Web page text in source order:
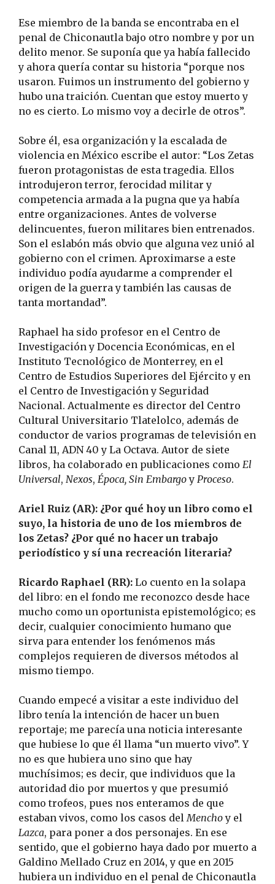
Ese miembro de la banda se encontraba en el
penal de Chiconautla bajo otro nombre y por un
delito menor. Se suponía que ya había fallecido
y ahora quería contar su historia “porque nos
usaron. Fuimos un instrumento del gobierno y
hubo una traición. Cuentan que estoy muerto y
no es cierto. Lo mismo voy a decirle de otros”.
Sobre él, esa organización y la escalada de
violencia en México escribe el autor: “Los Zetas
fueron protagonistas de esta tragedia. Ellos
introdujeron terror, ferocidad militar y
competencia armada a la pugna que ya había
entre organizaciones. Antes de volverse
delincuentes, fueron militares bien entrenados.
Son el eslabón más obvio que alguna vez unió al
gobierno con el crimen. Aproximarse a este
individuo podía ayudarme a comprender el
origen de la guerra y también las causas de
tanta mortandad”.
Raphael ha sido profesor en el Centro de
Investigación y Docencia Económicas, en el
Instituto Tecnológico de Monterrey, en el
Centro de Estudios Superiores del Ejército y en
el Centro de Investigación y Seguridad
Nacional. Actualmente es director del Centro
Cultural Universitario Tlatelolco, además de
conductor de varios programas de televisión en
Canal 11, ADN 40 y La Octava. Autor de siete
libros, ha colaborado en publicaciones como El
Universal, Nexos, Época, Sin Embargoy Proceso.
Ariel Ruiz (AR): ¿Por qué hoy un libro como el
suyo, la historia de uno de los miembros de
los Zetas? ¿Por qué no hacer un trabajo
periodístico y sí una recreación literaria?
Ricardo Raphael (RR): Lo cuento en la solapa
del libro: en el fondo me reconozco desde hace
mucho como un oportunista epistemológico; es
decir, cualquier conocimiento humano que
sirva para entender los fenómenos más
complejos requieren de diversos métodos al
mismo tiempo.
Cuando empecé a visitar a este individuo del
libro tenía la intención de hacer un buen
reportaje; me parecía una noticia interesante
que hubiese lo que él llama “un muerto vivo”. Y
no es que hubiera uno sino que hay
muchísimos; es decir, que individuos que la
autoridad dio por muertos y que presumió
como trofeos, pues nos enteramos de que
estaban vivos, como los casos del Menchoy el
Lazca, para poner a dos personajes. En ese
sentido, que el gobierno haya dado por muerto a
Galdino Mellado Cruz en 2014, y que en 2015
hubiera un individuo en el penal de Chiconautla